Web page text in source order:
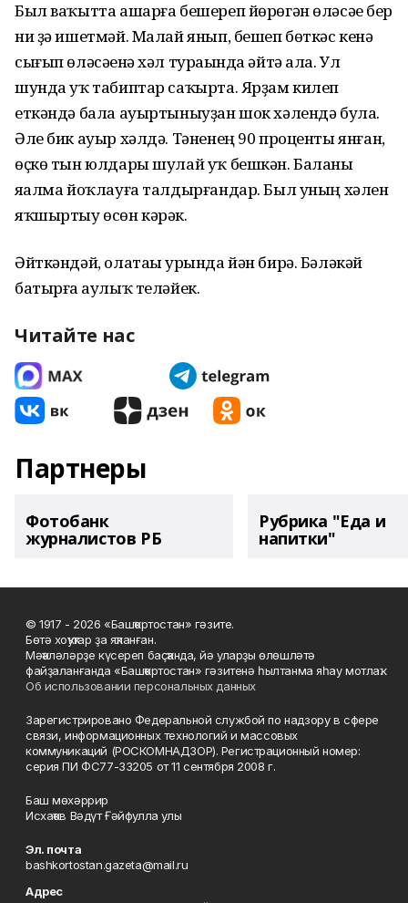
Был ваҡытта ашарға бешереп йөрөгән өләсәһе бер
ни ҙә ишетмәй. Малай янып, бешеп бөткәс кенә
сығып өләсәһенә хәл тураһында әйтә ала. Ул
шунда уҡ табиптар саҡырта. Ярҙам килеп
еткәндә бала ауыртыныуҙан шок хәлендә була.
Әле бик ауыр хәлдә. Тәненең 90 проценты янған,
өҫкө тын юлдары шулай уҡ бешкән. Баланы
яһалма йоҡлауға талдырғандар. Был уның хәлен
яҡшыртыу өсөн кәрәк.
Әйткәндәй, олатаһы урында йән бирә. Бәләкәй
батырға һаулыҡ теләйек.
Читайте нас
Партнеры
Фотобанк
журналистов РБ
Рубрика "Еда и
напитки"
© 1917 - 2026 «Башҡортостан» гәзите.
Бөтә хоҡуҡтар ҙа яҡланған.
Мәҡәләләрҙе күсереп баҫҡанда, йә уларҙы өлөшләтә
файҙаланғанда «Башҡортостан» гәзитенә һылтанма яһау мотлаҡ.
Об использовании персональных данных
Зарегистрировано Федеральной службой по надзору в сфере
связи, информационных технологий и массовых
коммуникаций (РОСКОМНАДЗОР). Регистрационный номер:
серия ПИ ФС77-33205 от 11 сентября 2008 г.
Баш мөхәррир
Исхаҡов Вәдүт Ғәйфулла улы
Эл. почта
bashkortostan.gazeta@mail.ru
Адрес